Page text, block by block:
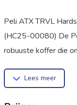
Peli ATX TRVL
(HC25-00080) De
robuuste koffer die
hoogte van 66
Lees meer